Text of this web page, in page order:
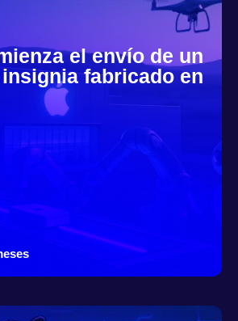
el envío de un
fabricado en